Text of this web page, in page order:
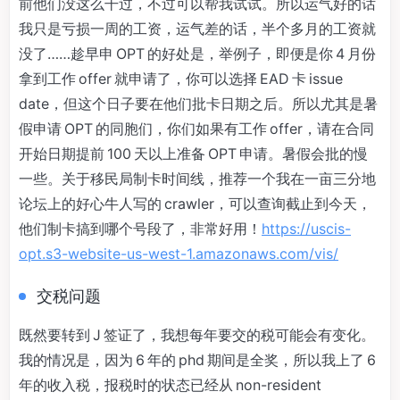
前他们没这么干过，不过可以帮我试试。所以运气好的话
我只是亏损一周的工资，运气差的话，半个多月的工资就
没了……趁早申 OPT 的好处是，举例子，即便是你 4 月份
拿到工作 offer 就申请了，你可以选择 EAD 卡 issue
date，但这个日子要在他们批卡日期之后。所以尤其是暑
假申请 OPT 的同胞们，你们如果有工作 offer，请在合同
开始日期提前 100 天以上准备 OPT 申请。暑假会批的慢
一些。关于移民局制卡时间线，推荐一个我在一亩三分地
论坛上的好心牛人写的 crawler，可以查询截止到今天，
他们制卡搞到哪个号段了，非常好用！ https://uscis-
opt.s3-website-us-west-1.amazonaws.com/vis/
交税问题
既然要转到 J 签证了，我想每年要交的税可能会有变化。
我的情况是，因为 6 年的 phd 期间是全奖，所以我上了 6
年的收入税，报税时的状态已经从 non-resident